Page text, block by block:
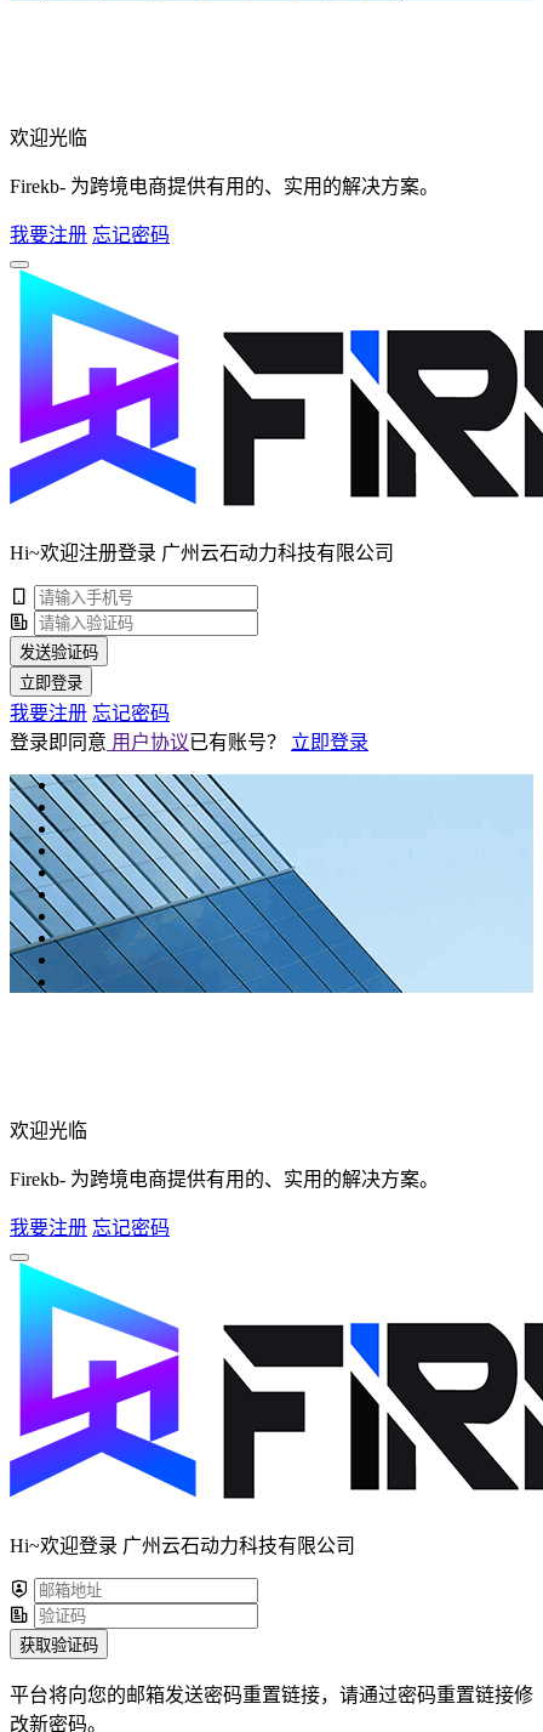
欢迎光临
Firekb- 为跨境电商提供有用的、实用的解决方案。
我要注册 忘记密码
Hi~欢迎注册登录 广州云石动力科技有限公司
发送验证码
立即登录
我要注册 忘记密码
登录即同意 用户协议已有账号？ 立即登录
欢迎光临
Firekb- 为跨境电商提供有用的、实用的解决方案。
我要注册 忘记密码
Hi~欢迎登录 广州云石动力科技有限公司
获取验证码
平台将向您的邮箱发送密码重置链接，请通过密码重置链接修
改新密码。